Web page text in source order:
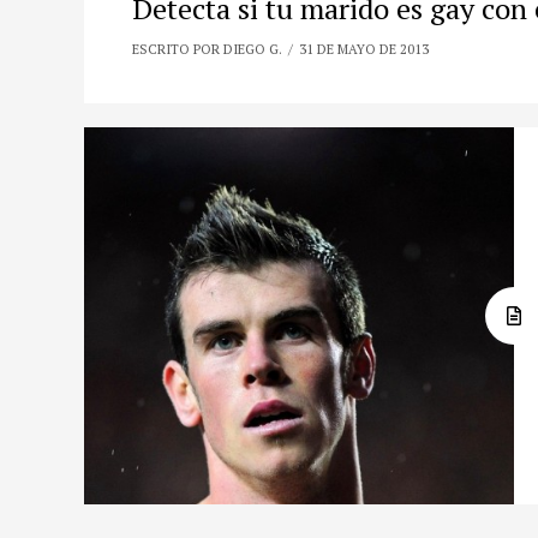
Detecta si tu marido es gay
ESCRITO POR DIEGO G. 31 DE MAYO DE 2013